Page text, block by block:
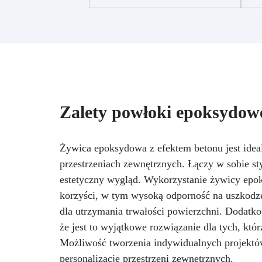
żywicą, aby uzyskać
uzyskania efektu eksplozji –
stosowany w połączeniu z
Wszechstronność: Doskonały do
tworzenia unikalnych dzieł
sztuki, dodając głębię i dynamikę
powierzchniom z żywicy.
Zalety powłoki
Żywica epoksydowa z efektem betonu jest
przestrzeniach zewnętrznych. Łączy w sobie
estetyczny wygląd. Wykorzystanie żywicy
korzyści, w tym wysoką odporność na
dla utrzymania trwałości powierzchni.
że jest to wyjątkowe rozwiązanie dla tych,
Możliwość tworzenia indywidualnych
personalizację przestrzeni zewnętrznych.